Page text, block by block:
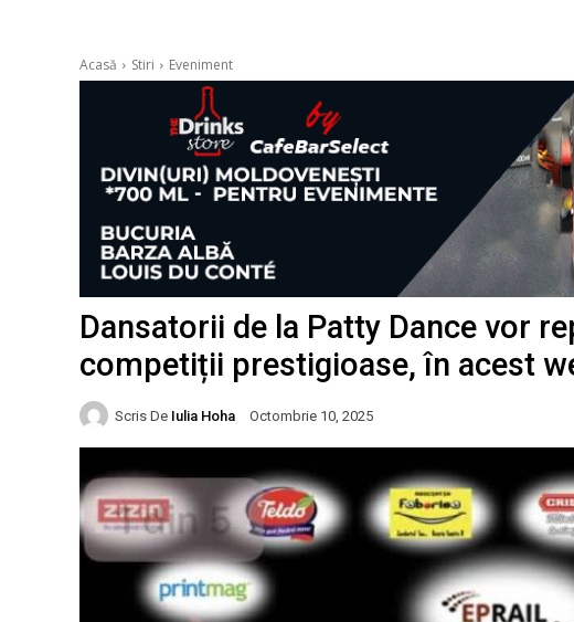
Acasă Stiri Eveniment
Dansatorii de la Patty Dance vor
competiții prestigioase, în acest
Scris De Iulia Hoha Octombrie 10, 2025